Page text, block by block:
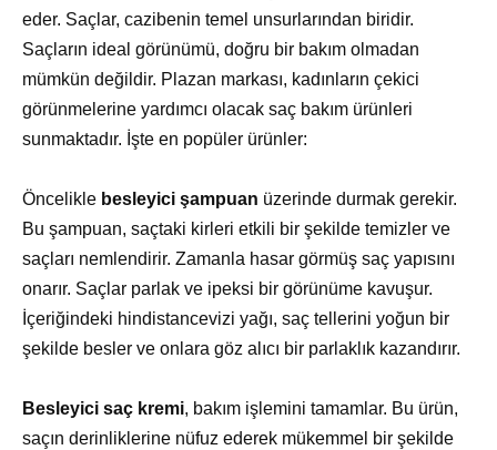
eder. Saçlar, cazibenin temel unsurlarından biridir.
Saçların ideal görünümü, doğru bir bakım olmadan
mümkün değildir. Plazan markası, kadınların çekici
görünmelerine yardımcı olacak saç bakım ürünleri
sunmaktadır. İşte en popüler ürünler:
Öncelikle besleyici şampuan üzerinde durmak gerekir.
Bu şampuan, saçtaki kirleri etkili bir şekilde temizler ve
saçları nemlendirir. Zamanla hasar görmüş saç yapısını
onarır. Saçlar parlak ve ipeksi bir görünüme kavuşur.
İçeriğindeki hindistancevizi yağı, saç tellerini yoğun bir
şekilde besler ve onlara göz alıcı bir parlaklık kazandırır.
Besleyici saç kremi, bakım işlemini tamamlar. Bu ürün,
saçın derinliklerine nüfuz ederek mükemmel bir şekilde